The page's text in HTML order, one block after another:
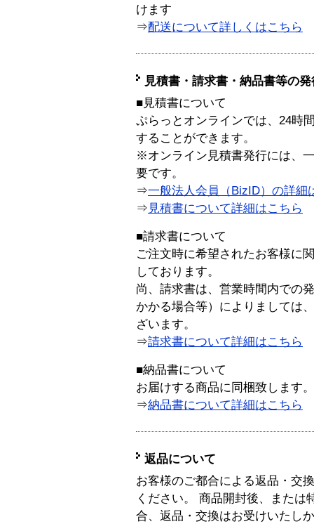
けます
⇒配送について詳しくはこちら
見積書・請求書・納品書等の
■見積書について
ぷらっとオンラインでは、24時
することができます。
※オンライン見積書発行には、
要です。
⇒一般法人会員（BizID）の詳細
⇒ 見積書について詳細はこちら
■請求書について
ご注文時に希望されたお客様に
しております。
尚、請求書は、営業時間内での
かかる場合等）によりましては
ざいます。
⇒請求書について詳細はこちら
■納品書について
お届けする商品に同梱致します。
⇒納品書について詳細はこちら
返品について
お客様のご都合による返品・交
ください。 商品開封後、または
合、返品・交換はお受けいたし